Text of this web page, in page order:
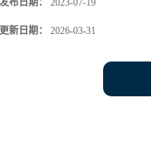
发布日期： 2023-07-19
更新日期： 2026-03-31